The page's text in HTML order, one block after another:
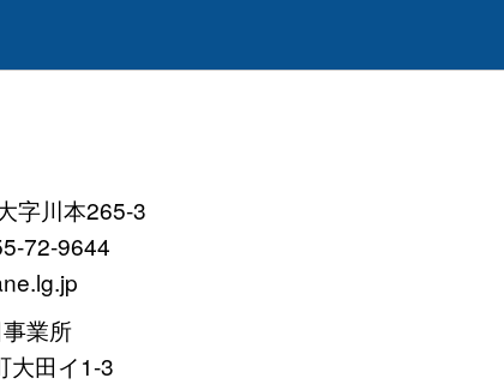
字川本265-3
72-9644
業所
田イ1-3